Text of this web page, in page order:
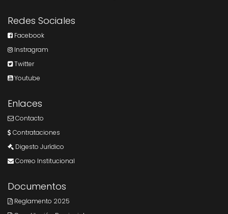
Redes Sociales
Facebook
Instragram
Twitter
Youtube
Enlaces
Contacto
Contrataciones
Digesto Jurídico
Correo Institucional
Documentos
Reglamento 2025